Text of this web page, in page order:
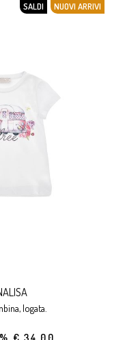
SALDI NUOVI ARRIVI
logata.
€ 34.00